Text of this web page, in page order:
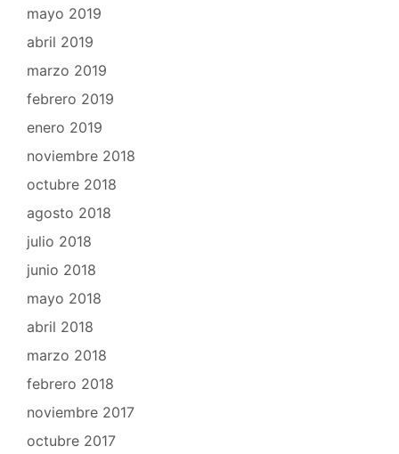
mayo 2019
abril 2019
marzo 2019
febrero 2019
enero 2019
noviembre 2018
octubre 2018
agosto 2018
julio 2018
junio 2018
mayo 2018
abril 2018
marzo 2018
febrero 2018
noviembre 2017
octubre 2017